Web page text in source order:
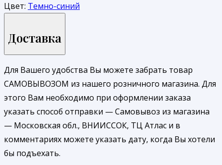
Цвет: Темно-синий
Доставка
Для Вашего удобства Вы можете забрать товар
САМОВЫВОЗОМ из нашего розничного магазина. Для
этого Вам необходимо при оформлении заказа
указать способ отправки — Самовывоз из магазина
— Московская обл., ВНИИССОК, ТЦ Атлас и в
комментариях можете указать дату, когда Вы хотели
бы подъехать.